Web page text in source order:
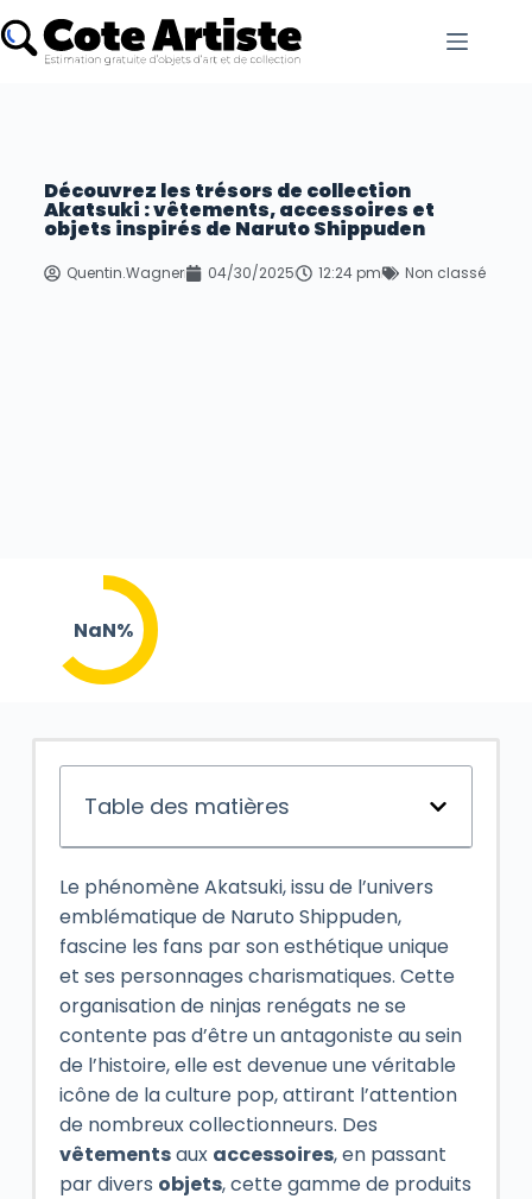
Découvrez les trésors de collection
Akatsuki : vêtements, accessoires et
objets inspirés de Naruto Shippuden
Quentin.Wagner 04/30/2025 12:24 pm Non classé
NaN%
Table des matières
Le phénomène Akatsuki, issu de l’univers
emblématique de Naruto Shippuden,
fascine les fans par son esthétique unique
et ses personnages charismatiques. Cette
organisation de ninjas renégats ne se
contente pas d’être un antagoniste au sein
de l’histoire, elle est devenue une véritable
icône de la culture pop, attirant l’attention
de nombreux collectionneurs. Des
vêtementsaux accessoires, en passant
par divers objets, cette gamme de produits